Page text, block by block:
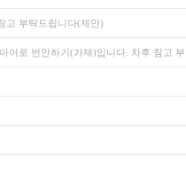
고 부탁드립니다(제안)
어로 번안하기(가제)입니다. 차후 참고